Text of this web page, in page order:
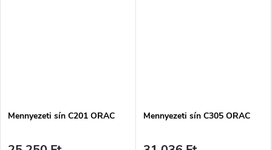
Mennyezeti sín C201 ORAC Mennyezeti sín C305 ORAC